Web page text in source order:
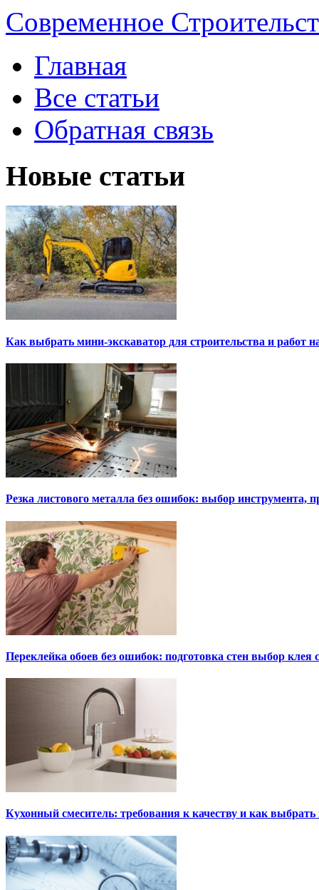
Современное
Главная
Все статьи
Обратная связь
Новые статьи
Как выбрать мини-экскаватор для строительства и работ
Резка листового металла без ошибок: выбор инструмента,
Переклейка обоев без ошибок: подготовка стен выбор клея
Кухонный смеситель: требования к качеству и как